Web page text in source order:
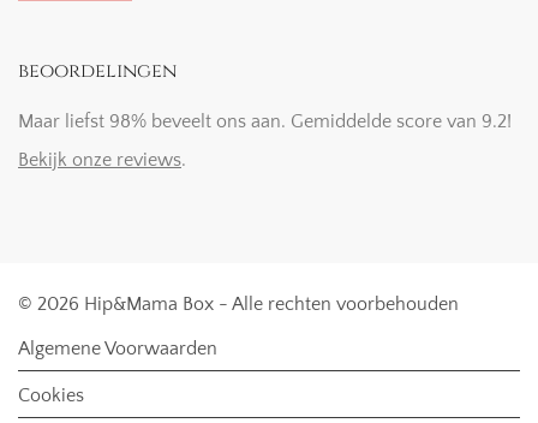
beoordelingen
Maar liefst 98% beveelt ons aan. Gemiddelde score van 9.2!
Bekijk onze reviews.
© 2026 Hip&Mama Box - Alle rechten voorbehouden
Algemene Voorwaarden
Cookies